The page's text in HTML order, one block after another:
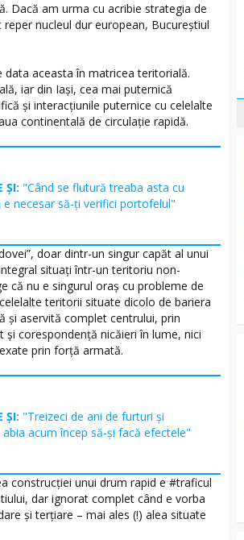
Dacă am urma cu acribie strategia de
nucleul dur european, Bucureştiul
aceasta în matricea teritorială.
iar din Iaşi, cea mai puternică
şi interacţiunile puternice cu celelalte
continentală de circulaţie rapidă.
ȘI: "Când se flutură treaba asta cu
e necesar să-ți verifici portofelul"
doar dintr-un singur capăt al unui
situaţi într-un teritoriu non-
că nu e singurul oraş cu probleme de
teritorii situate dicolo de bariera
şi aservită complet centrului, prin
corespondenţă nicăieri în lume, nici
prin forţă armată.
ȘI: "Treizeci de ani de furturi și
acum încep să-și facă efectele"
construcţiei unui drum rapid e #traficul
dar ignorat complet când e vorba
şi terţiare – mai ales (!) alea situate